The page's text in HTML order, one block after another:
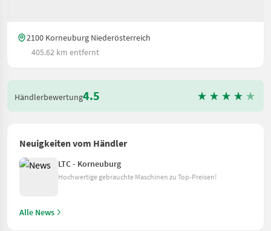
2100 Korneuburg Niederösterreich
405.62 km entfernt
Händlerbewertung4.5
Neuigkeiten vom Händler
LTC - Korneuburg
Hochwertige gebrauchte Maschinen zu Top-Preisen!
Alle News